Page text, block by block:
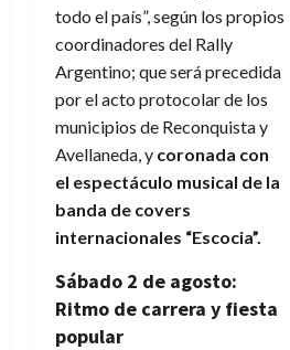
todo el país”, según los propios
coordinadores del Rally
Argentino; que será precedida
por el acto protocolar de los
municipios de Reconquista y
Avellaneda, y coronada con
el espectáculo musical de la
banda de covers
internacionales “Escocia”.
Sábado 2 de agosto:
Ritmo de carrera y fiesta
popular